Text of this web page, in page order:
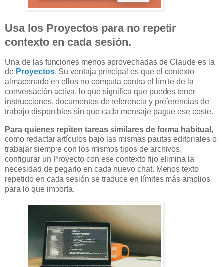
Usa los Proyectos para no repetir
contexto en cada sesión.
Una de las funciones menos aprovechadas de Claude es la
de Proyectos. Su ventaja principal es que el contexto
almacenado en ellos no computa contra el límite de la
conversación activa, lo que significa que puedes tener
instrucciones, documentos de referencia y preferencias de
trabajo disponibles sin que cada mensaje pague ese coste.
Para quienes repiten tareas similares de forma habitual ,
como redactar artículos bajo las mismas pautas editoriales o
trabajar siempre con los mismos tipos de archivos,
configurar un Proyecto con ese contexto fijo elimina la
necesidad de pegarlo en cada nuevo chat. Menos texto
repetido en cada sesión se traduce en límites más amplios
para lo que importa.